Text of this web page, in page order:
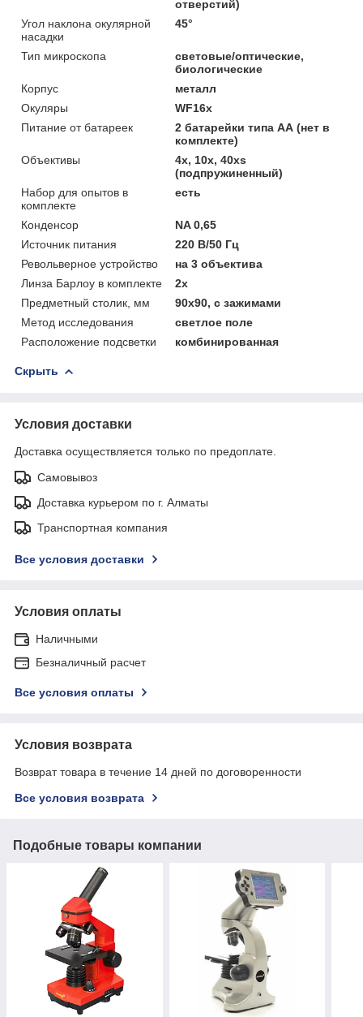
отверстий)
Угол наклона окулярной
насадки
45°
Тип микроскопа
световые/оптические,
биологические
Корпус
металл
Окуляры
WF16x
Питание от батареек
2 батарейки типа АА (нет в
комплекте)
Объективы
4х, 10х, 40хs
(подпружиненный)
Набор для опытов в
комплекте
есть
Конденсор
NA 0,65
Источник питания
220 В/50 Гц
Револьверное устройство
на 3 объектива
Линза Барлоу в комплекте
2x
Предметный столик, мм
90x90, с зажимами
Метод исследования
светлое поле
Расположение подсветки
комбинированная
Скрыть
Условия доставки
Доставка осуществляется только по предоплате.
Самовывоз
Доставка курьером по г. Алматы
Транспортная компания
Все условия доставки
Условия оплаты
Наличными
Безналичный расчет
Все условия оплаты
Условия возврата
Возврат товара в течение 14 дней по договоренности
Все условия возврата
Подобные товары компании